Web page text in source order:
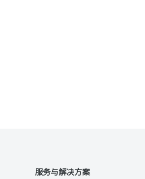
服务与解决方案